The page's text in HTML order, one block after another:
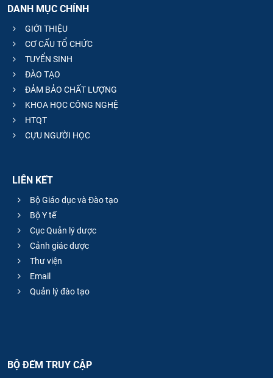
DANH MỤC CHÍNH
GIỚI THIỆU
CƠ CẤU TỔ CHỨC
TUYỂN SINH
ĐÀO TẠO
ĐẢM BẢO CHẤT LƯỢNG
KHOA HỌC CÔNG NGHỆ
HTQT
CỰU NGƯỜI HỌC
LIÊN KẾT
Bộ Giáo dục và Đào tạo
Bộ Y tế
Cục Quản lý dược
Cảnh giác dược
Thư viện
Email
Quản lý đào tạo
BỘ ĐẾM TRUY CẬP